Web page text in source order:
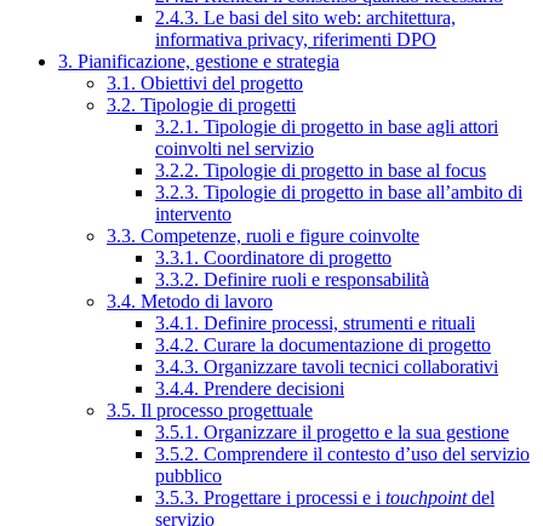
2.4.3. Le basi del sito web: architettura,
informativa privacy, riferimenti DPO
3. Pianificazione, gestione e strategia
3.1. Obiettivi del progetto
3.2. Tipologie di progetti
3.2.1. Tipologie di progetto in base agli attori
coinvolti nel servizio
3.2.2. Tipologie di progetto in base al focus
3.2.3. Tipologie di progetto in base all’ambito di
intervento
3.3. Competenze, ruoli e figure coinvolte
3.3.1. Coordinatore di progetto
3.3.2. Definire ruoli e responsabilità
3.4. Metodo di lavoro
3.4.1. Definire processi, strumenti e rituali
3.4.2. Curare la documentazione di progetto
3.4.3. Organizzare tavoli tecnici collaborativi
3.4.4. Prendere decisioni
3.5. Il processo progettuale
3.5.1. Organizzare il progetto e la sua gestione
3.5.2. Comprendere il contesto d’uso del servizio
pubblico
3.5.3. Progettare i processi e i touchpointdel
servizio